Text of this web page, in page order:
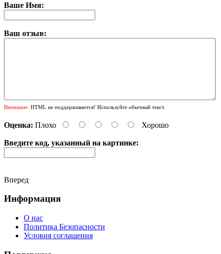
Ваше Имя:
Ваш отзыв:
Внимание: HTML не поддерживается! Используйте обычный текст.
Оценка: Плохо Хорошо
Введите код, указанный на картинке:
Вперед
Информация
О нас
Политика Безопасности
Условия соглашения